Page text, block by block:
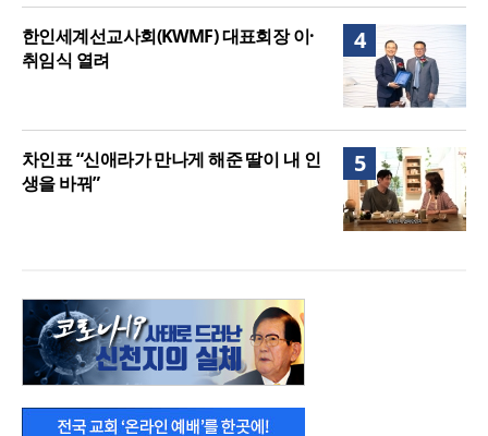
4
한인세계선교사회(KWMF) 대표회장 이·
취임식 열려
5
차인표 “신애라가 만나게 해준 딸이 내 인
생을 바꿔”